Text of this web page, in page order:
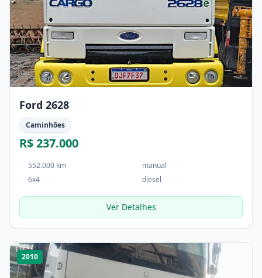
Ford 2628
Caminhões
R$ 237.000
552.000 km
manual
6x4
diesel
Ver Detalhes
1/4
2010